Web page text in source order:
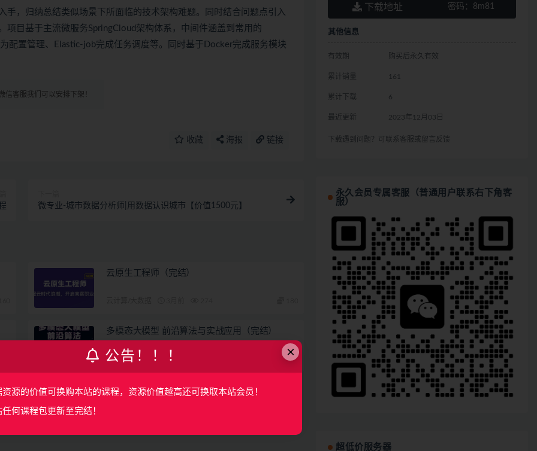
，归纳总结类似场景下所面临的技术架构难题。同时结合问题点引入
目基于主流微服务SpringCloud架构体系，中间件涵盖到常用的
配置管理、Elastic-job完成任务调度等。同时基于Docker完成服务模块
客服我们可以安排下架！
收藏 海报 链接
微专业-城市数据分析师|用数据认识城市【价值1500元】
云原生工程师（完结）
多模态大模型 前沿算法与实战应用（完结）
AI 5月前 80 89
下载地址 密码： 8m81
其他信息
有效期 购买后永久有效
累计销量 161
累计下载 6
最近更新 2023年12月03日
下载遇到问题？可联系客服或留言反馈
永久会员专属客服（普通用户联系右下角客
服）
超低价服务器
×
公告！！！
资源的价值可换购本站的课程，资源价值越高还可换取本站会员！
任何课程包更新至完结！